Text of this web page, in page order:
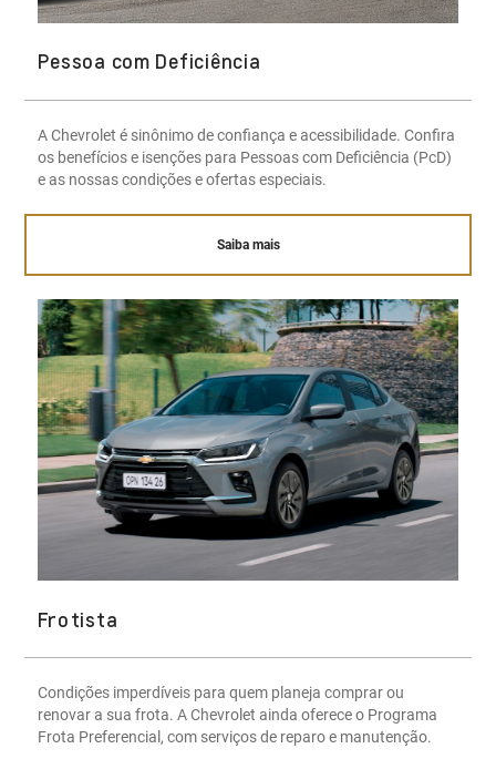
Pessoa com Deficiência
A Chevrolet é sinônimo de confiança e acessibilidade. Confira
os benefícios e isenções para Pessoas com Deficiência (PcD)
e as nossas condições e ofertas especiais.
Saiba mais
Frotista
Condições imperdíveis para quem planeja comprar ou
renovar a sua frota. A Chevrolet ainda oferece o Programa
Frota Preferencial, com serviços de reparo e manutenção.